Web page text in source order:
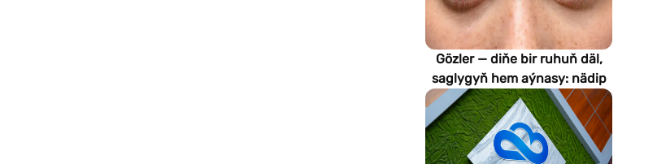
Gözler — diňe bir ruhuň däl,
saglygyň hem aýnasy: nädip
emeli aň keselleri suratlar
arkaly anyklaýar?